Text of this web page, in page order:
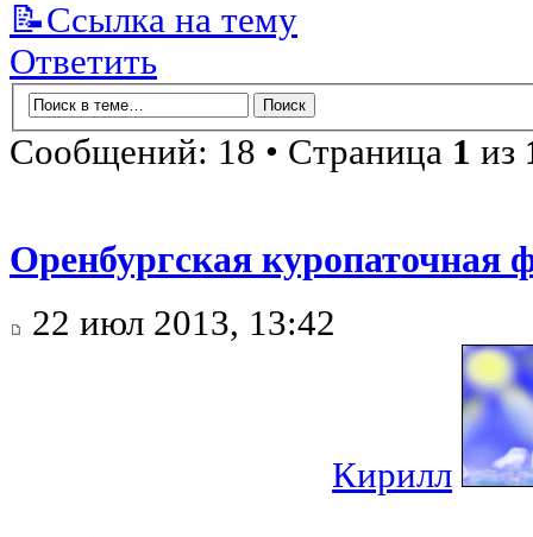
📝Ссылка на тему
Ответить
Сообщений: 18 • Страница 1 из
Оренбургская куропаточная
22 июл 2013, 13:42
Кирилл